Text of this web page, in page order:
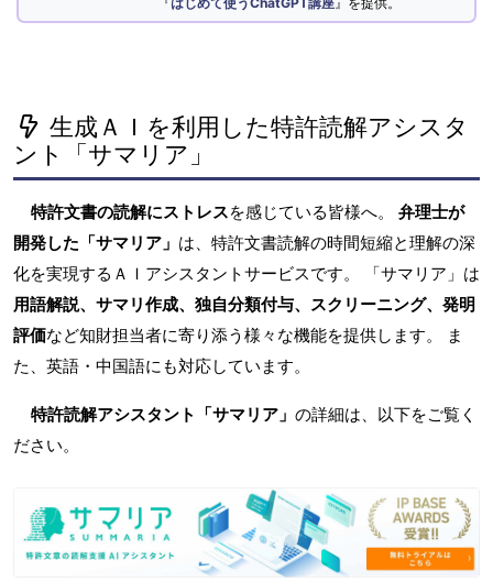
生成ＡＩを利用した特許読解アシスタ
ント「サマリア」
特許文書の読解にストレスを感じている皆様へ。 弁理士が
開発した「サマリア」 は、特許文書読解の時間短縮と理解の深
化を実現するＡＩアシスタントサービスです。 「サマリア」は
用語解説、サマリ作成、独自分類付与、スクリーニング、発明
評価など知財担当者に寄り添う様々な機能を提供します。 ま
た、英語・中国語にも対応しています。
特許読解アシスタント「サマリア」 の詳細は、以下をご覧く
ださい。